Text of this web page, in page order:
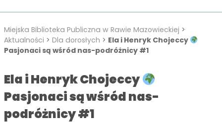
Miejska Biblioteka Publiczna w Rawie Mazowieckiej >
Aktualności > Dla dorosłych > Ela i Henryk Chojeccy
Pasjonaci są wśród nas-podróżnicy #1
Ela i Henryk Chojeccy
Pasjonaci są wśród nas-
podróżnicy #1